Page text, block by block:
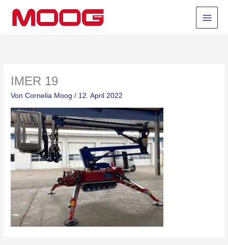
Inhalt
springen
IMER 19
VonCornelia Moog/ 12. April 2022